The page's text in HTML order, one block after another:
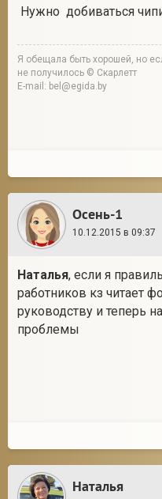
Нужно добиваться
Я обещала быть хорошей, но
не получилось © Скарлетт
E-mail: bel@egida.by
Осень-1
10.12.2015 в 09:37
Наталья, если я
работников кз читает
руководству и теперь
проблемы
Наталья